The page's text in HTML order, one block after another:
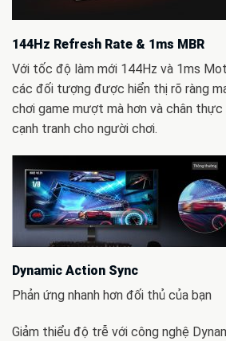
144Hz Refresh Rate & 1ms MBR
Với tốc độ làm mới 144Hz và 1ms
các đối tượng được hiển thị rõ ràng
chơi game mượt mà hơn và chân thực
cạnh tranh cho người chơi.
Dynamic Action Sync
Phản ứng nhanh hơn đối thủ của bạn
Giảm thiểu độ trễ với công nghệ